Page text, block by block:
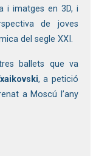
i imatges en 3D, i
de joves
del segle XXI.
ballets que va
, a petició
a Moscú l’any